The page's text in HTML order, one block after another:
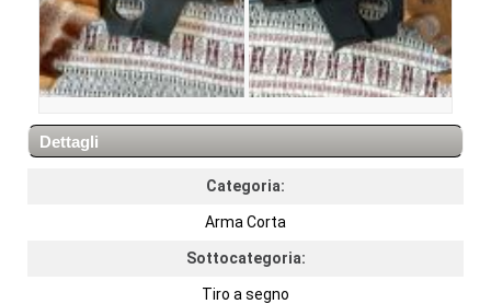
Dettagli
Categoria:
Arma Corta
Sottocategoria:
Tiro a segno